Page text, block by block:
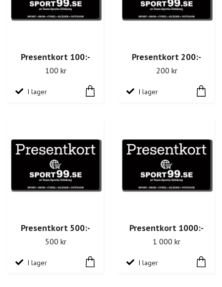
Presentkort 100:-
100 kr
I lager
Presentkort 200:-
200 kr
I lager
Presentkort 500:-
500 kr
I lager
Presentkort 1000:-
1 000 kr
I lager